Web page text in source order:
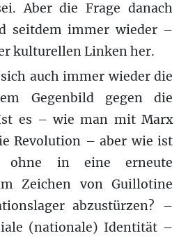
Aber die Frage danach
seitdem immer wieder –
kulturellen Linken her.
auch immer wieder die
Gegenbild gegen die
es – wie man mit Marx
Revolution – aber wie ist
ohne in eine erneute
Zeichen von Guillotine
abzustürzen? –
(nationale) Identität –